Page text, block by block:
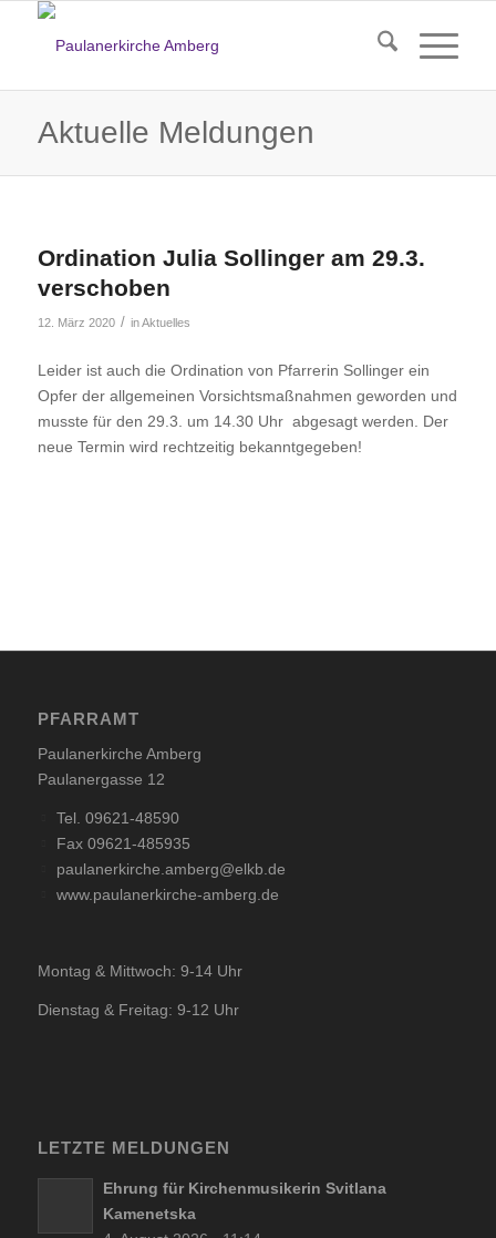
Aktuelle Meldungen
Ordination Julia Sollinger am 29.3.
verschoben
12. März 2020 / inAktuelles
Leider ist auch die Ordination von Pfarrerin Sollinger ein
Opfer der allgemeinen Vorsichtsmaßnahmen geworden und
musste für den 29.3. um 14.30 Uhr abgesagt werden. Der
neue Termin wird rechtzeitig bekanntgegeben!
PFARRAMT
Paulanerkirche Amberg
Paulanergasse 12
Tel. 09621-48590
Fax 09621-485935
paulanerkirche.amberg@elkb.de
www.paulanerkirche-amberg.de
Montag & Mittwoch: 9-14 Uhr
Dienstag & Freitag: 9-12 Uhr
LETZTE MELDUNGEN
Ehrung für Kirchenmusikerin Svitlana
Kamenetska